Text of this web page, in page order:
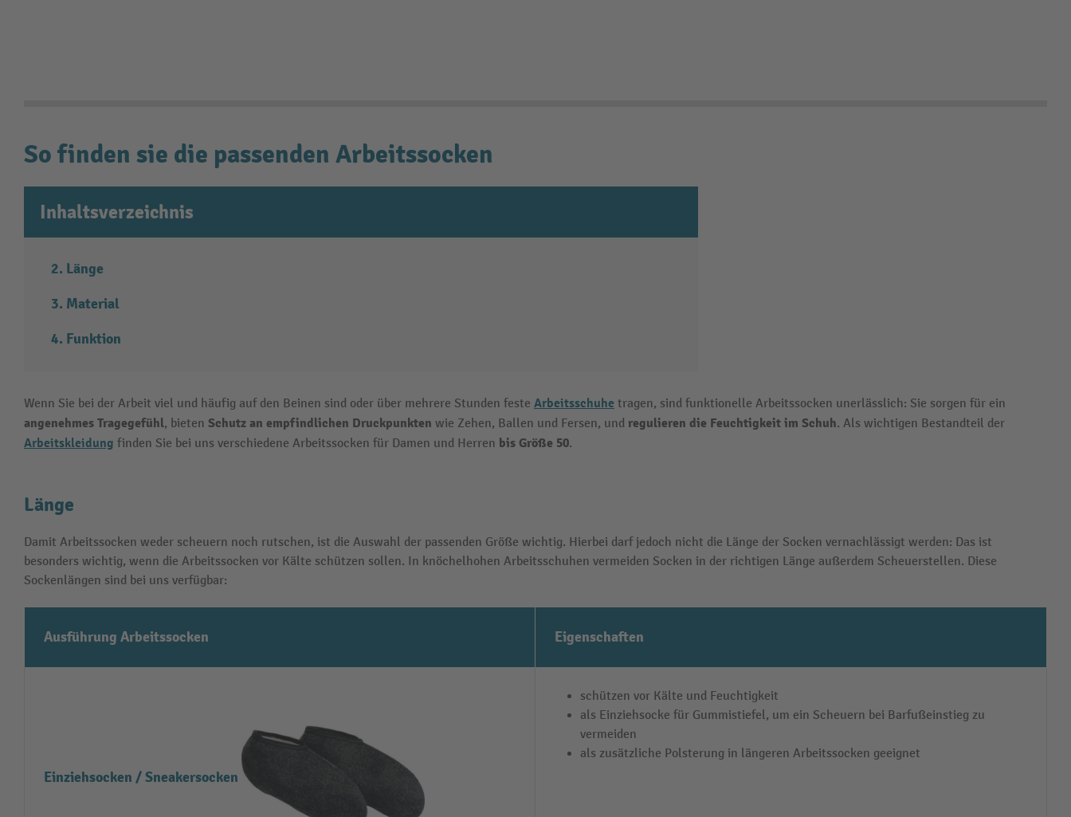
So finden sie die passenden Arbeitssocken
Inhaltsverzeichnis
Länge
Material
Funktion
Wenn Sie bei der Arbeit viel und häufig auf den Beinen sind oder über mehrere Stunden feste Arbeitsschuhe tragen, sind funktionelle Arbeitssocken unerlässlich: Sie sorgen für ein
angenehmes Tragegefühl, bieten Schutz an empfindlichen Druckpunkten wie Zehen, Ballen und Fersen, und regulieren die Feuchtigkeit im Schuh. Als wichtigen Bestandteil der
Arbeitskleidung finden Sie bei uns verschiedene Arbeitssocken für Damen und Herren bis Größe 50.
Länge
Damit Arbeitssocken weder scheuern noch rutschen, ist die Auswahl der passenden Größe wichtig. Hierbei darf jedoch nicht die Länge der Socken vernachlässigt werden: Das ist
besonders wichtig, wenn die Arbeitssocken vor Kälte schützen sollen. In knöchelhohen Arbeitsschuhen vermeiden Socken in der richtigen Länge außerdem Scheuerstellen. Diese
Sockenlängen sind bei uns verfügbar:
Ausführung Arbeitssocken Eigenschaften
Einziehsocken / Sneakersocken
schützen vor Kälte und Feuchtigkeit
als Einziehsocke für Gummistiefel, um ein Scheuern bei Barfußeinstieg zu
vermeiden
als zusätzliche Polsterung in längeren Arbeitssocken geeignet